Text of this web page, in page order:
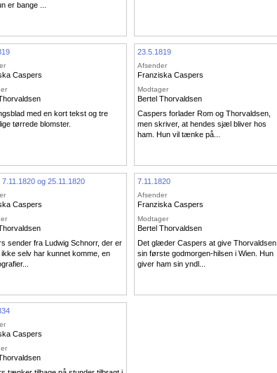
er bange ...
Caspers
med en kort tekst og tre
tørrede blomster.
23.5.1819
Afsender
Franziska Caspers
Modtager
Bertel Thorvaldsen
Caspers forlader Rom og Thorvaldsen,
men skriver, at hendes sjæl bliver hos
ham. Hun vil tænke på...
7.11.1820 og 25.11.1820
Caspers
sender fra Ludwig Schnorr, der er
selv har kunnet komme, en
7.11.1820
Afsender
Franziska Caspers
Modtager
Bertel Thorvaldsen
Det glæder Caspers at give Thorvaldsen
sin første godmorgen-hilsen i Wien. Hun
giver ham sin yndl...
Caspers